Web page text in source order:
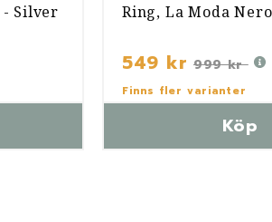
- Silver Ring, La Moda
549 kr 999 kr
Finns fler varianter
Köp